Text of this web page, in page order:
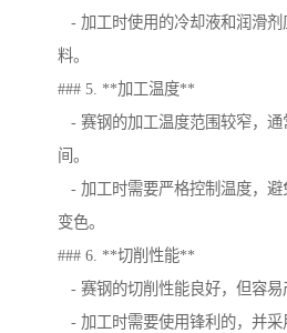
- 加工时使用的冷却液和润滑剂
料。
### 5. **加工温度**
- 赛钢的加工温度范围较窄，通
间。
- 加工时需要严格控制温度，避
变色。
### 6. **切削性能**
- 赛钢的切削性能良好，但容易
- 加工时需要使用锋利的，并采